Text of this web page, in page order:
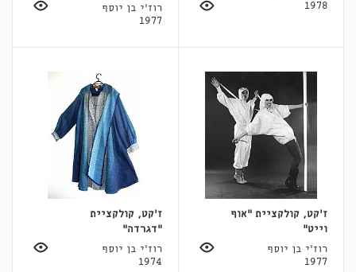
1978
רוז'י בן יוסף
1977
ז'קט, קולקציית "אוף
וייט"
רוז'י בן יוסף
1977
ז'קט, קולקציית
"דגרדה"
רוז'י בן יוסף
1974